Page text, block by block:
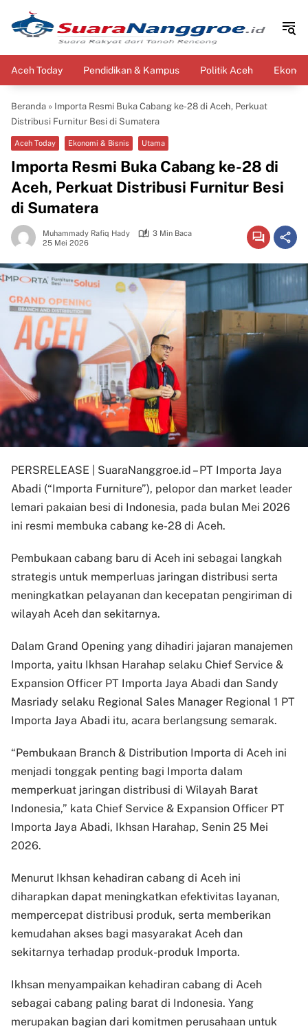
konten
Aceh Today Pendidikan & Kampus Politik Aceh
Beranda » Importa Resmi Buka Cabang ke-28 di Aceh, Perkuat
Distribusi Furnitur Besi di Sumatera
Aceh Today Ekonomi & Bisnis Utama
Importa Resmi Buka Cabang ke-28 di
Aceh, Perkuat Distribusi Furnitur Besi
di Sumatera
Muhammady Rafiq Hady
3 Min Baca
25 Mei 2026
PERSRELEASE | SuaraNanggroe.id – PT Importa Jaya
Abadi (“Importa Furniture”), pelopor dan market leader
lemari pakaian besi di Indonesia, pada bulan Mei 2026
ini resmi membuka cabang ke-28 di Aceh.
Pembukaan cabang baru di Aceh ini sebagai langkah
strategis untuk memperluas jaringan distribusi serta
meningkatkan pelayanan dan kecepatan pengiriman di
wilayah Aceh dan sekitarnya.
Dalam Grand Opening yang dihadiri jajaran manajemen
Importa, yaitu Ikhsan Harahap selaku Chief Service &
Expansion Officer PT Importa Jaya Abadi dan Sandy
Masriady selaku Regional Sales Manager Regional 1 PT
Importa Jaya Abadi itu, acara berlangsung semarak.
“Pembukaan Branch & Distribution Importa di Aceh ini
menjadi tonggak penting bagi Importa dalam
memperkuat jaringan distribusi di Wilayah Barat
Indonesia,” kata Chief Service & Expansion Officer PT
Importa Jaya Abadi, Ikhsan Harahap, Senin 25 Mei
2026.
Menurut Ikhsan kehadiran cabang di Aceh ini
diharapkan dapat meningkatkan efektivitas layanan,
mempercepat distribusi produk, serta memberikan
kemudahan akses bagi masyarakat Aceh dan
sekitarnya terhadap produk-produk Importa.
Ikhsan menyampaikan kehadiran cabang di Aceh
sebagai cabang paling barat di Indonesia. Yang
merupakan bagian dari komitmen perusahaan untuk